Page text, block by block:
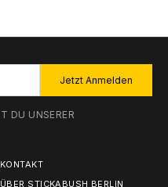
Jetzt Anmelden
DU UNSERER
KONTAKT
ÜBER STICKABUSH BERLIN